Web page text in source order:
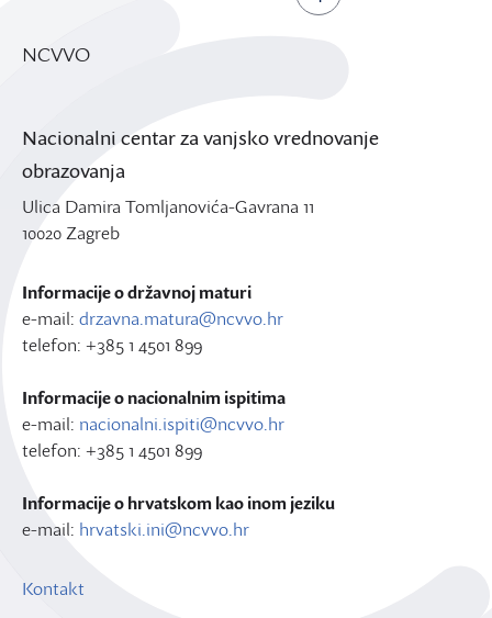
NCVVO
Nacionalni centar za vanjsko vrednovanje
obrazovanja
Ulica Damira Tomljanovića-Gavrana 11
10020 Zagreb
Informacije o državnoj maturi
e-mail: drzavna.matura@ncvvo.hr
telefon: +385 1 4501 899
Informacije o nacionalnim ispitima
e-mail: nacionalni.ispiti@ncvvo.hr
telefon: +385 1 4501 899
Informacije o hrvatskom kao inom jeziku
e-mail: hrvatski.ini@ncvvo.hr
Kontakt